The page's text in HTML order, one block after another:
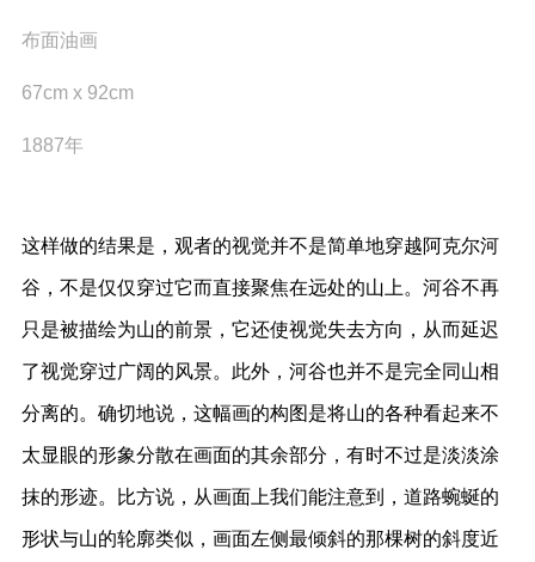
布面油画
67cm x 92cm
1887年
这样做的结果是，观者的视觉并不是简单地穿越阿克尔河
谷，不是仅仅穿过它而直接聚焦在远处的山上。河谷不再
只是被描绘为山的前景，它还使视觉失去方向，从而延迟
了视觉穿过广阔的风景。此外，河谷也并不是完全同山相
分离的。确切地说，这幅画的构图是将山的各种看起来不
太显眼的形象分散在画面的其余部分，有时不过是淡淡涂
抹的形迹。比方说，从画面上我们能注意到，道路蜿蜒的
形状与山的轮廓类似，画面左侧最倾斜的那棵树的斜度近